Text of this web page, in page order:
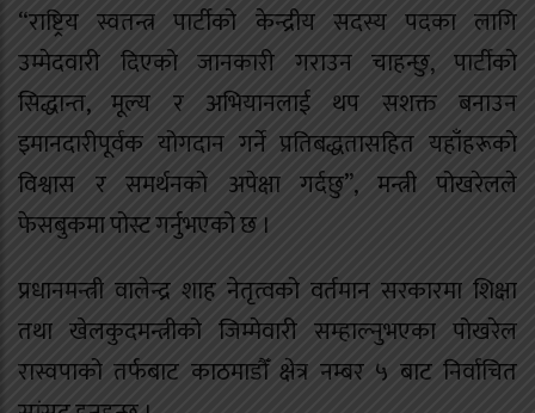
“राष्ट्रिय स्वतन्त्र पार्टीको केन्द्रीय सदस्य पदका लागि
उम्मेदवारी दिएको जानकारी गराउन चाहन्छु, पार्टीको
सिद्धान्त, मूल्य र अभियानलाई थप सशक्त बनाउन
इमानदारीपूर्वक योगदान गर्ने प्रतिबद्धतासहित यहाँहरूको
विश्वास र समर्थनको अपेक्षा गर्दछु”, मन्त्री पोखरेलले
फेसबुकमा पोस्ट गर्नुभएको छ ।
प्रधानमन्त्री वालेन्द्र शाह नेतृत्वको वर्तमान सरकारमा शिक्षा
तथा खेलकुदमन्त्रीको जिम्मेवारी सम्हाल्नुभएका पोखरेल
रास्वपाको तर्फबाट काठमाडौँ क्षेत्र नम्बर ५ बाट निर्वाचित